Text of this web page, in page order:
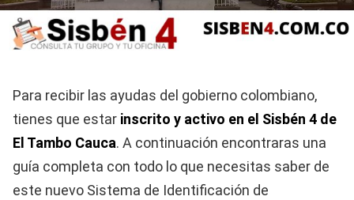
Para recibir las ayudas del gobierno colombiano,
tienes que estar inscrito y activo en el Sisbén 4 de
El Tambo Cauca. A continuación encontraras una
guía completa con todo lo que necesitas saber de
este nuevo Sistema de Identificación de